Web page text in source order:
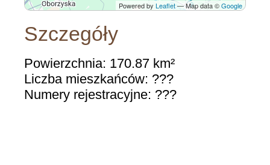
Powered by Leaflet— Map data ©Google
Szczegóły
Powierzchnia: 170.87 km²
Liczba mieszkańców: ???
Numery rejestracyjne: ???